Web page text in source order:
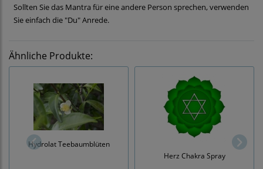
Sollten Sie das Mantra für eine andere Person sprechen, verwenden
Sie einfach die "Du" Anrede.
Ähnliche Produkte:
Hydrolat Teebaumblüten
Herz Chakra Spray